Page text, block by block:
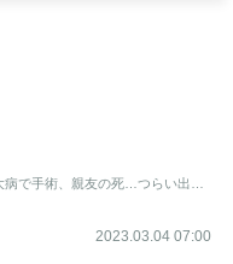
2023.03.04 07:00